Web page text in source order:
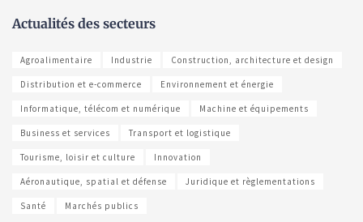
Actualités des secteurs
Agroalimentaire Industrie Construction, architecture et design
Distribution et e-commerce Environnement et énergie
Informatique, télécom et numérique Machine et équipements
Business et services Transport et logistique
Tourisme, loisir et culture Innovation
Aéronautique, spatial et défense Juridique et règlementations
Santé Marchés publics